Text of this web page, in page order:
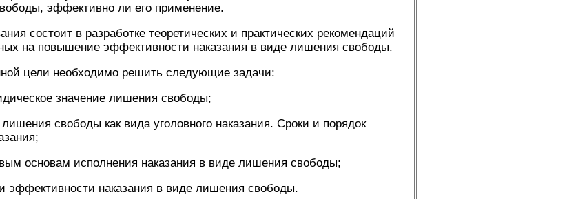
эффективно ли его применение.
состоит в разработке теоретических и практических рекомендаций
на повышение эффективности наказания в виде лишения свободы.
цели необходимо решить следующие задачи:
значение лишения свободы;
свободы как вида уголовного наказания. Сроки и порядок
основам исполнения наказания в виде лишения свободы;
эффективности наказания в виде лишения свободы.